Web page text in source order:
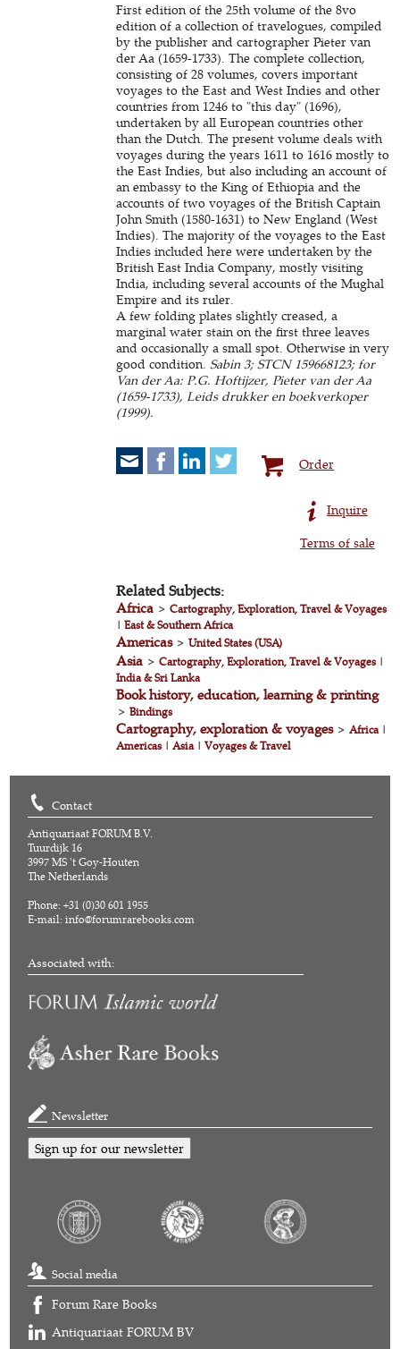
First edition of the 25th volume of the 8vo
edition of a collection of travelogues, compiled
by the publisher and cartographer Pieter van
der Aa (1659-1733). The complete collection,
consisting of 28 volumes, covers important
voyages to the East and West Indies and other
countries from 1246 to "this day" (1696),
undertaken by all European countries other
than the Dutch. The present volume deals with
voyages during the years 1611 to 1616 mostly to
the East Indies, but also including an account of
an embassy to the King of Ethiopia and the
accounts of two voyages of the British Captain
John Smith (1580-1631) to New England (West
Indies). The majority of the voyages to the East
Indies included here were undertaken by the
British East India Company, mostly visiting
India, including several accounts of the Mughal
Empire and its ruler.
A few folding plates slightly creased, a
marginal water stain on the first three leaves
and occasionally a small spot. Otherwise in very
good condition.Sabin 3; STCN 159668123; for
Van der Aa: P.G. Hoftijzer, Pieter van der Aa
(1659-1733), Leids drukker en boekverkoper
(1999).
Order
Inquire
Terms of sale
Related Subjects:
Africa >Cartography, Exploration, Travel & Voyages
|East & Southern Africa
Americas>United States (USA)
Asia >Cartography, Exploration, Travel & Voyages|
India & Sri Lanka
Book history, education, learning & printing
>Bindings
Cartography, exploration & voyages>Africa|
Americas|Asia|Voyages & Travel
Contact
Antiquariaat FORUM B.V.
Tuurdijk 16
3997 MS 't Goy-Houten
The Netherlands
Phone: +31 (0)30 601 1955
E-mail:info@forumrarebooks.com
Associated with:
Newsletter
Sign up for our newsletter
Social media
Forum Rare Books
Antiquariaat FORUM BV